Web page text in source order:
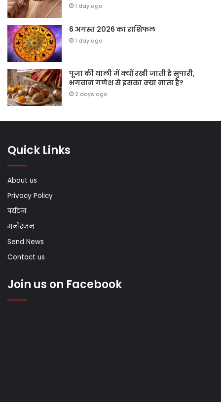
1 day ago
6 अगस्त 2026 का राशिफल
1 day ago
पूजा की थाली में क्यों रखी जाती है सुपारी,
भगवान गणेश से इसका क्या नाता है?
2 days ago
Quick Links
About us
Privacy Policy
पर्यटन
मनोरंजन
Send News
Contact us
Join us on Facebook